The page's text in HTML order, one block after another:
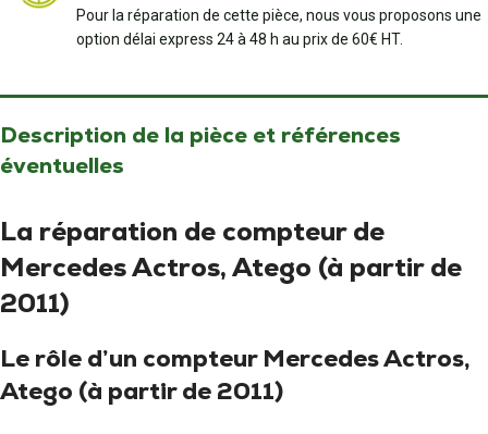
Pour la réparation de cette pièce, nous vous proposons une
option délai express 24 à 48 h au prix de 60€ HT.
Description de la pièce et références
éventuelles
La réparation de compteur de
Mercedes Actros, Atego (à partir de
2011)
Le rôle d’un compteur Mercedes Actros,
Atego (à partir de 2011)